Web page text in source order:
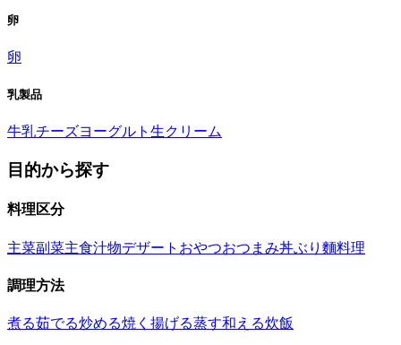
卵
卵
乳製品
牛乳チーズヨーグルト 生クリーム
目的から探す
料理区分
主菜副菜主食汁物デザート おやつおつまみ丼ぶり 麵料理
調理方法
煮る茹でる炒める焼く 揚げる蒸す和える炊飯